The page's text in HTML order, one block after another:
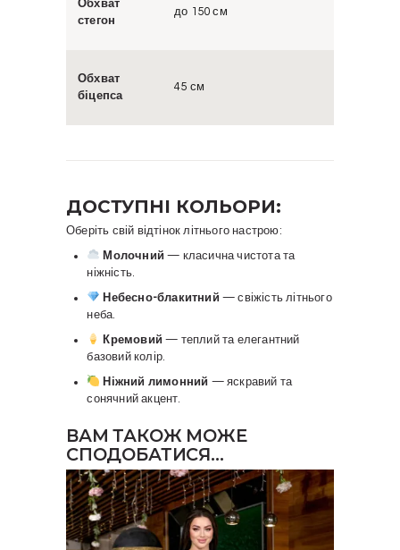
Обхват
стегон
до 150 см
Обхват
біцепса
45 см
ДОСТУПНІ КОЛЬОРИ:
Оберіть свій відтінок літнього настрою:
Молочний — класична чистота та
ніжність.
Небесно-блакитний — свіжість літнього
неба.
Кремовий — теплий та елегантний
базовий колір.
Ніжний лимонний — яскравий та
сонячний акцент.
ВАМ ТАКОЖ МОЖЕ
СПОДОБАТИСЯ…